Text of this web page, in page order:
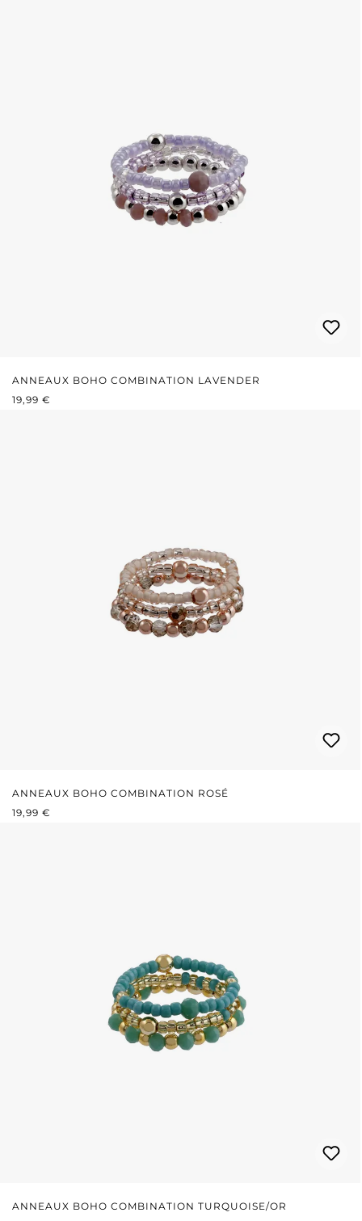
ANNEAUX BOHO COMBINATION LAVENDER
PRIX RÉGULIER :
19,99 €
ANNEAUX BOHO COMBINATION ROSÉ
PRIX RÉGULIER :
19,99 €
ANNEAUX BOHO COMBINATION TURQUOISE/OR